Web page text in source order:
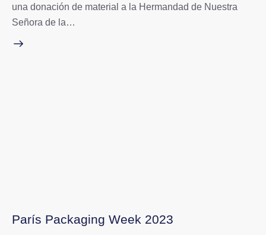
una donación de material a la Hermandad de Nuestra
Señora de la…
París Packaging Week 2023